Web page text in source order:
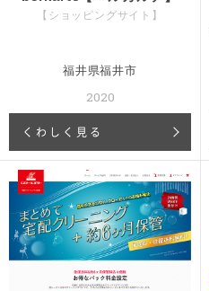
【ショッピングサイト】
福井県福井市
2020
くわしく見る